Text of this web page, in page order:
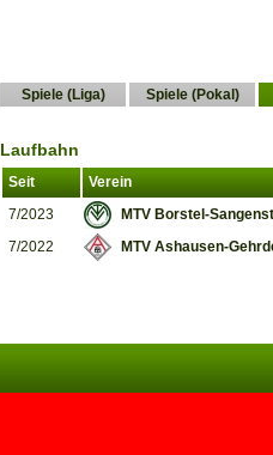
Spiele (Liga) Spiele (Pokal)
Laufbahn
Seit
Verein
7/2023
MTV Borstel-
7/2022
MTV Ashausen-